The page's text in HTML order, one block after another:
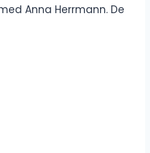
Anna Herrmann. De